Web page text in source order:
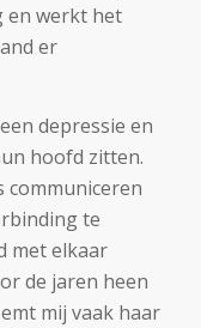
en werkt het
er
depressie en
hoofd zitten.
communiceren
te
met elkaar
de jaren heen
mij vaak haar